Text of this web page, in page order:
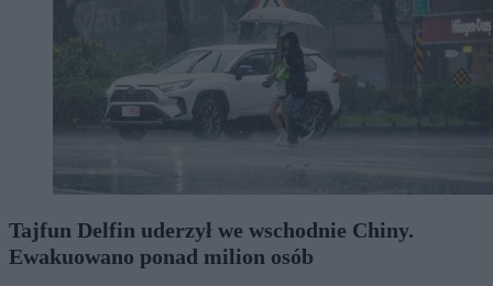
Tajfun Delfin uderzył we wschodnie Chiny.
Ewakuowano ponad milion osób